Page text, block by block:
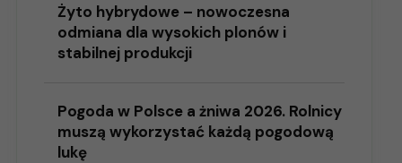
Żyto hybrydowe – nowoczesna
odmiana dla wysokich plonów i
stabilnej produkcji
Pogoda w Polsce a żniwa 2026. Rolnicy
muszą wykorzystać każdą pogodową
lukę